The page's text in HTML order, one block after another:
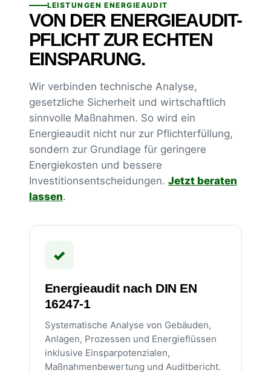
LEISTUNGEN ENERGIEAUDIT
VON DER ENERGIEAUDIT-
PFLICHT ZUR ECHTEN
EINSPARUNG.
Wir verbinden technische Analyse,
gesetzliche Sicherheit und wirtschaftlich
sinnvolle Maßnahmen. So wird ein
Energieaudit nicht nur zur Pflichterfüllung,
sondern zur Grundlage für geringere
Energiekosten und bessere
Investitionsentscheidungen. Jetzt beraten
lassen.
✓
Energieaudit nach DIN EN
16247-1
Systematische Analyse von Gebäuden,
Anlagen, Prozessen und Energieflüssen
inklusive Einsparpotenzialen,
Maßnahmenbewertung und Auditbericht.